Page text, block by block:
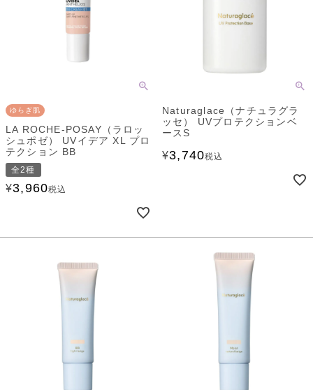
ゆらぎ肌
LA ROCHE-POSAY（ラロッ
シュポゼ） UVイデア XL プロ
テクション BB
全2種
¥3,960税込
Naturaglace（ナチュラグラ
ッセ） UVプロテクションベ
ースS
¥3,740税込